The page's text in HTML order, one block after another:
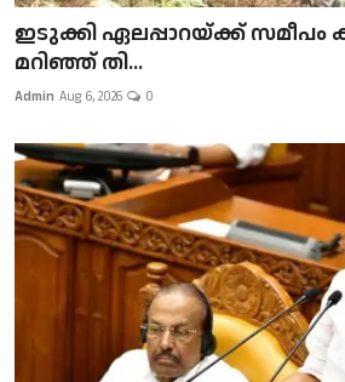
ഇടുക്കി ഏലപ്പാറയ്ക്ക് സമീപം
മറിഞ്ഞ് തി...
Admin Aug 6, 2026 0